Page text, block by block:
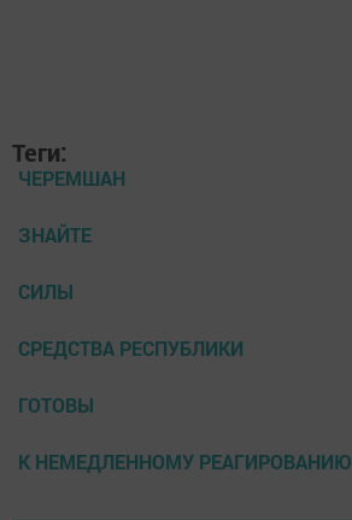
Теги:
ЧЕРЕМШАН
ЗНАЙТЕ
СИЛЫ
СРЕДСТВА РЕСПУБЛИКИ
ГОТОВЫ
К НЕМЕДЛЕННОМУ РЕАГИРОВАНИЮ